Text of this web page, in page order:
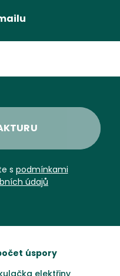
s podmínkami
údajů
úspory
elektřiny